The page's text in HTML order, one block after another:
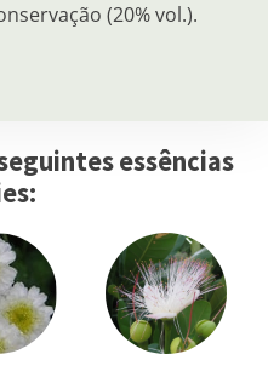
(20% vol.).
essências